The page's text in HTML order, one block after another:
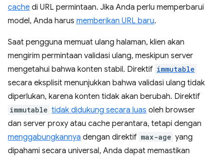
cache di URL permintaan. Jika Anda perlu memperbarui
model, Anda harus memberikan URL baru.
Saat pengguna memuat ulang halaman, klien akan
mengirim permintaan validasi ulang, meskipun server
mengetahui bahwa konten stabil. Direktif immutable
secara eksplisit menunjukkan bahwa validasi ulang tidak
diperlukan, karena konten tidak akan berubah. Direktif
immutable tidak didukung secara luas oleh browser
dan server proxy atau cache perantara, tetapi dengan
menggabungkannya dengan direktif max-age yang
dipahami secara universal, Anda dapat memastikan